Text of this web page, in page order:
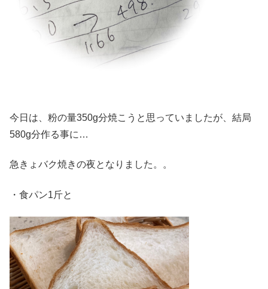
今日は、粉の量350g分焼こうと思っていましたが、結局
580g分作る事に…
急きょバク焼きの夜となりました。。
・食パン1斤と